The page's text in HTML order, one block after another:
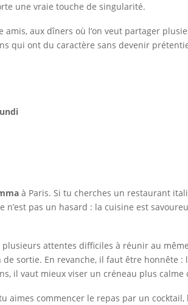
une vraie touche de singularité.
aux dîners où l’on veut partager
qui ont du caractère sans devenir
à Paris. Si tu cherches un restaurant
pas un hasard : la cuisine est
attentes difficiles à réunir au
sortie. En revanche, il faut être honnête :
il vaut mieux viser un créneau plus
aimes commencer le repas par un cocktail,